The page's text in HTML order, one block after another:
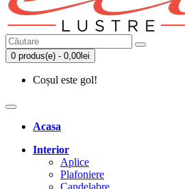
0 produs(e) - 0,00lei
Coșul este gol!
Acasa
Interior
Aplice
Plafoniere